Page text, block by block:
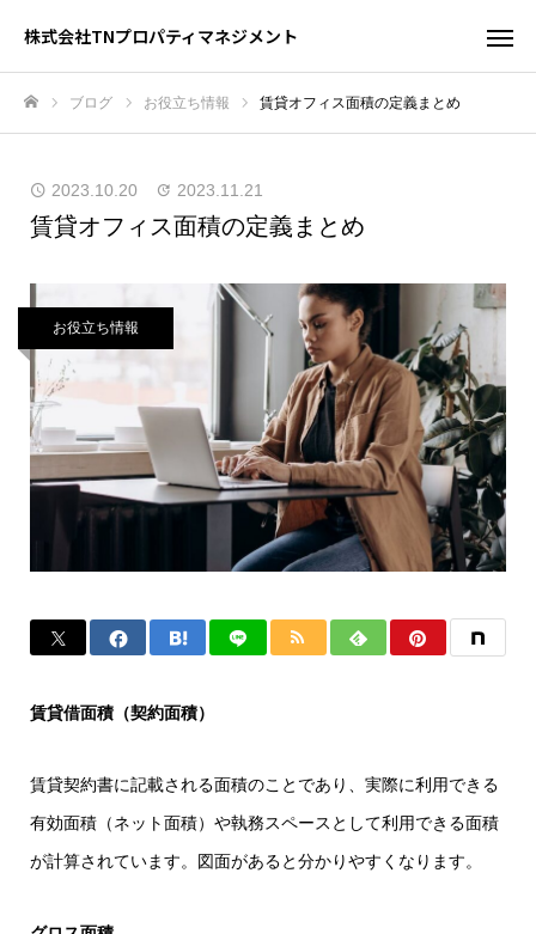
株式会社TNプロパティマネジメント
ブログ お役立ち情報 賃貸オフィス面積の定義まとめ
2023.10.20 2023.11.21
賃貸オフィス面積の定義まとめ
お役立ち情報
賃貸借面積（契約面積）
賃貸契約書に記載される面積のことであり、実際に利用できる
有効面積（ネット面積）や執務スペースとして利用できる面積
が計算されています。図面があると分かりやすくなります。